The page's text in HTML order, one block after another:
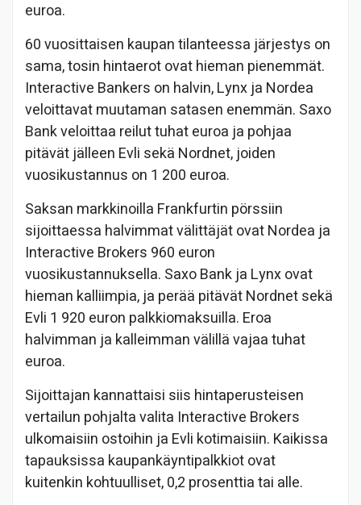
euroa.
60 vuosittaisen kaupan tilanteessa järjestys on
sama, tosin hintaerot ovat hieman pienemmät.
Interactive Bankers on halvin, Lynx ja Nordea
veloittavat muutaman satasen enemmän. Saxo
Bank veloittaa reilut tuhat euroa ja pohjaa
pitävät jälleen Evli sekä Nordnet, joiden
vuosikustannus on 1 200 euroa.
Saksan markkinoilla Frankfurtin pörssiin
sijoittaessa halvimmat välittäjät ovat Nordea ja
Interactive Brokers 960 euron
vuosikustannuksella. Saxo Bank ja Lynx ovat
hieman kalliimpia, ja perää pitävät Nordnet sekä
Evli 1 920 euron palkkiomaksuilla. Eroa
halvimman ja kalleimman välillä vajaa tuhat
euroa.
Sijoittajan kannattaisi siis hintaperusteisen
vertailun pohjalta valita Interactive Brokers
ulkomaisiin ostoihin ja Evli kotimaisiin. Kaikissa
tapauksissa kaupankäyntipalkkiot ovat
kuitenkin kohtuulliset, 0,2 prosenttia tai alle.